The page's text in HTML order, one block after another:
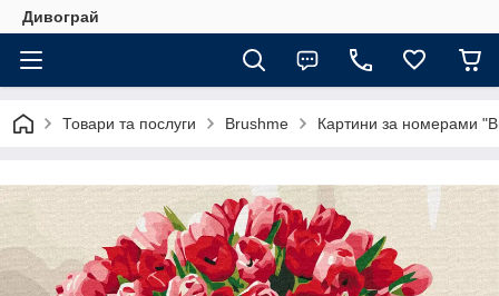
Дивограй
Товари та послуги Brushme Картини за номерами